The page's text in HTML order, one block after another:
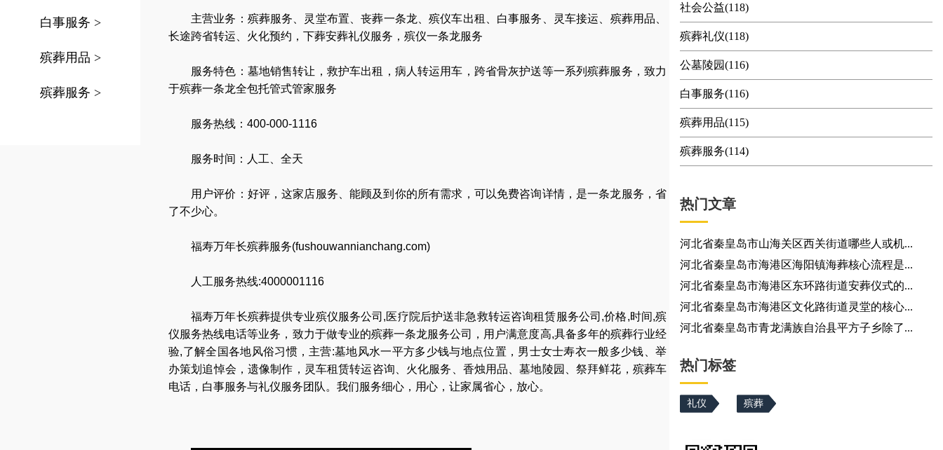
白事服务 >
殡葬用品 >
殡葬服务 >
主营业务： 殡葬服务 灵堂布置 、丧葬一条龙 、殡仪车出租 白事服务 灵车接运 殡葬用品
长途跨省转运
火化预约 ， 下葬安葬礼仪服务 ， 殡仪一条龙服务
服务特色： 墓地销售转让 ， 救护车出租 ， 病人转运用车 ， 跨省骨灰护送等一系列殡葬服务， 致力
于殡葬一条龙全包托管式管家服务
服务热线：400-000-1116
服务时间：人工、全天
用户评价：好评，这家店服务、能顾及到你的所有需求，可以免费咨询详情，是一条龙服务，省
了不少心。
福寿万年长殡葬服务(fushouwannianchang.com)
人工服务热线:4000001116
福寿万年长殡葬提供专业殡仪服务公司 ,医疗院后护送非急救转运咨询租赁服务公司 ,价格,时间,殡
仪服务热线电话等业务，致力于做专业的殡葬一条龙服务公司
，用户满意度高,具备多年的殡葬行业经
验,了解全国各地风俗习惯，主营:墓地风水一平方多少钱与地点位置 ， 男士女士寿衣一般多少钱 、举
办策划追悼会 ， 遗像制作 ， 灵车租赁转运咨询 火化服务 香烛用品 、墓地陵园 、祭拜鲜花 ， 殡葬车
电话 ， 白事服务与礼仪服务团队 。我们服务细心，用心，让家属省心，放心。
社会公益(118)
殡葬礼仪(118)
公墓陵园(116)
白事服务(116)
殡葬用品(115)
殡葬服务(114)
热门文章
河北省秦皇岛市山海关区西关街道哪些人或机...
河北省秦皇岛市海港区海阳镇海葬核心流程是...
河北省秦皇岛市海港区东环路街道安葬仪式的...
河北省秦皇岛市海港区文化路街道灵堂的核心...
河北省秦皇岛市青龙满族自治县平方子乡除了...
热门标签
礼仪 殡葬